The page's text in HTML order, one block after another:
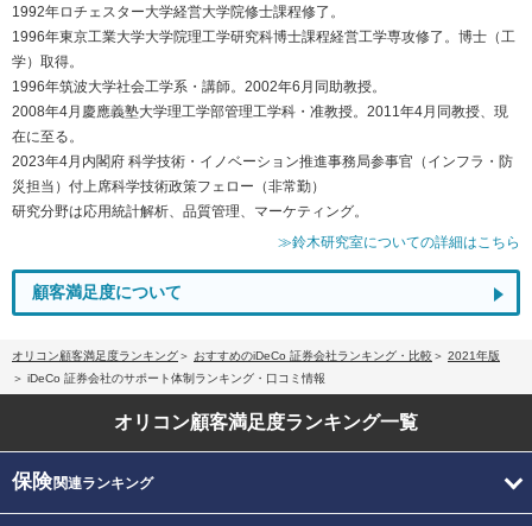
1992年ロチェスター大学経営大学院修士課程修了。
1996年東京工業大学大学院理工学研究科博士課程経営工学専攻修了。博士（工
学）取得。
1996年筑波大学社会工学系・講師。2002年6月同助教授。
2008年4月慶應義塾大学理工学部管理工学科・准教授。2011年4月同教授、現
在に至る。
2023年4月内閣府 科学技術・イノベーション推進事務局参事官（インフラ・防
災担当）付上席科学技術政策フェロー（非常勤）
研究分野は応用統計解析、品質管理、マーケティング。
≫鈴木研究室についての詳細はこちら
顧客満足度について
オリコン顧客満足度ランキング おすすめのiDeCo 証券会社ランキング・比較
2021年版
iDeCo 証券会社のサポート体制ランキング・口コミ情報
オリコン顧客満足度ランキング一覧
保険関連ランキング